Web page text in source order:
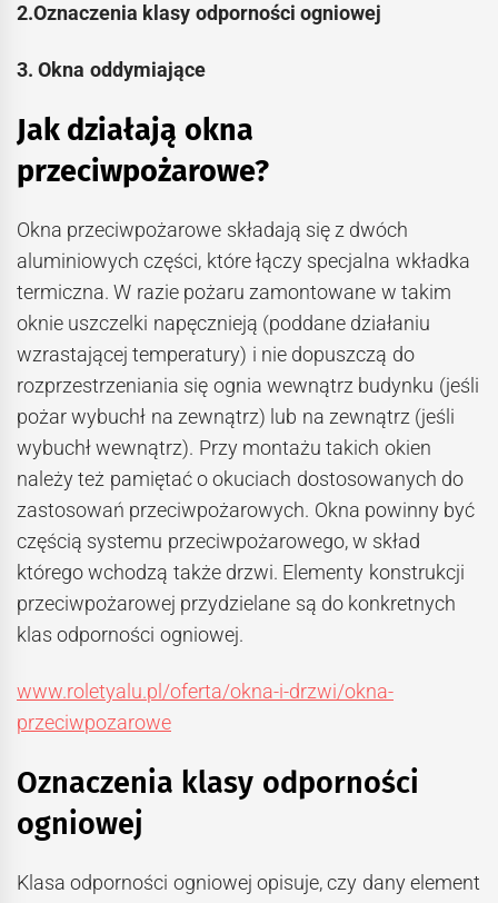
2.Oznaczenia klasy odporności ogniowej
3. Okna oddymiające
Jak działają okna
przeciwpożarowe?
Okna przeciwpożarowe składają się z dwóch
aluminiowych części, które łączy specjalna wkładka
termiczna. W razie pożaru zamontowane w takim
oknie uszczelki napęcznieją (poddane działaniu
wzrastającej temperatury) i nie dopuszczą do
rozprzestrzeniania się ognia wewnątrz budynku (jeśli
pożar wybuchł na zewnątrz) lub na zewnątrz (jeśli
wybuchł wewnątrz). Przy montażu takich okien
należy też pamiętać o okuciach dostosowanych do
zastosowań przeciwpożarowych. Okna powinny być
częścią systemu przeciwpożarowego, w skład
którego wchodzą także drzwi. Elementy konstrukcji
przeciwpożarowej przydzielane są do konkretnych
klas odporności ogniowej.
www.roletyalu.pl/oferta/okna-i-drzwi/okna-
przeciwpozarowe
Oznaczenia klasy odporności
ogniowej
Klasa odporności ogniowej opisuje, czy dany element